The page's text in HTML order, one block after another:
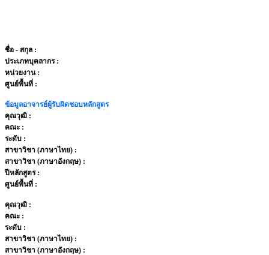
ชื่อ - สกุล :
ประเภทบุคลากร :
หน่วยงาน :
ศูนย์พื้นที่ :
ข้อมูลอาจารย์ผู้รับผิดชอบหลักสูตร
คุณวุฒิ :
คณะ :
ระดับ :
สาขาวิชา (ภาษาไทย) :
สาขาวิชา (ภาษาอังกฤษ) :
ปีหลักสูตร :
ศูนย์พื้นที่ :
คุณวุฒิ :
คณะ :
ระดับ :
สาขาวิชา (ภาษาไทย) :
สาขาวิชา (ภาษาอังกฤษ) :